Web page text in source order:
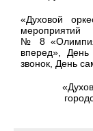
«Духовой
№ 8
вперед»,
звонок, День